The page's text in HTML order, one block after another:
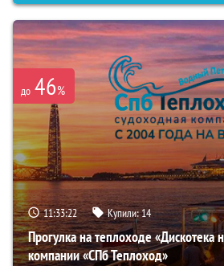
до 46%
11:33:21 Купили:14
Прогулка на теплоходе «Дискотека
компании «СПб Теплоход»